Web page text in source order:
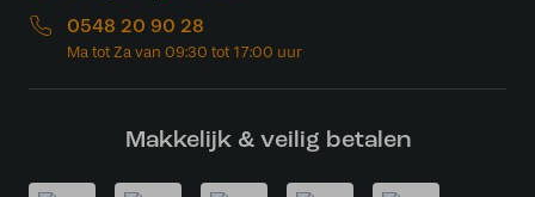
0548 20 90 28
Makkelijk & veilig betalen